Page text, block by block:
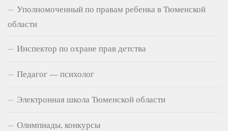
Уполномоченный по правам ребенка в Тюменской
области
Инспектор по охране прав детства
Педагог — психолог
Электронная школа Тюменской области
Олимпиады, конкурсы